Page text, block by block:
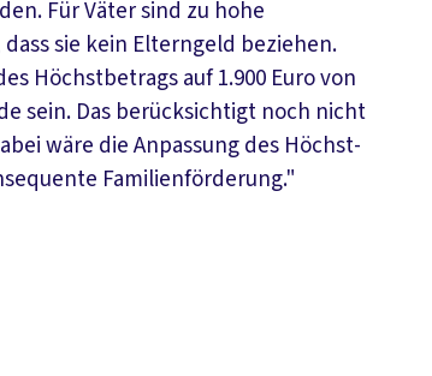
Für Väter sind zu hohe
sie kein Elterngeld beziehen.
Höchstbetrags auf 1.900 Euro von
sein. Das berücksichtigt noch nicht
wäre die Anpassung des Höchst-
Familienförderung."